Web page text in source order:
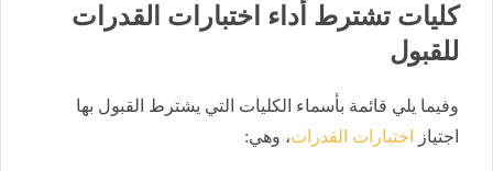
كليات تشترط أداء اختبارات القدرات
للقبول
وفيما يلي قائمة بأسماء الكليات التي يشترط القبول بها
اجتياز
اختبارات القدرات، وهي: